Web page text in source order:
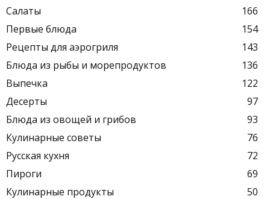
Салаты
166
Первые блюда
154
Рецепты для аэрогриля
143
Блюда из рыбы и морепродуктов
136
Выпечка
122
Десерты
97
Блюда из овощей и грибов
93
Кулинарные советы
76
Русская кухня
72
Пироги
69
Кулинарные продукты
50